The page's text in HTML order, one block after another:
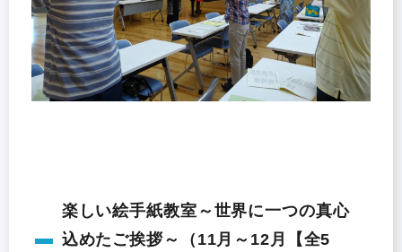
楽しい絵手紙教室～世界に一つの真心
込めたご挨拶～（11月～12月【全5